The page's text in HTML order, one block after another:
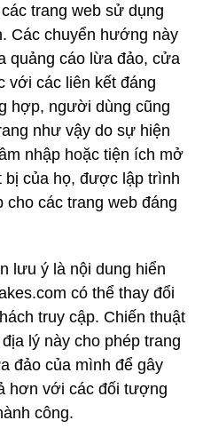
trang web sử dụng
Các chuyển hướng này
quảng cáo lừa đảo, cửa
với các liên kết đáng
hợp, người dùng cũng
như vậy do sự hiện
nhập hoặc tiện ích mở
bị của họ, được lập trình
các trang web đáng
lưu ý là nội dung hiển
có thể thay đổi
truy cập. Chiến thuật
lý này cho phép trang
đảo của mình để gây
hơn với các đối tượng
công.